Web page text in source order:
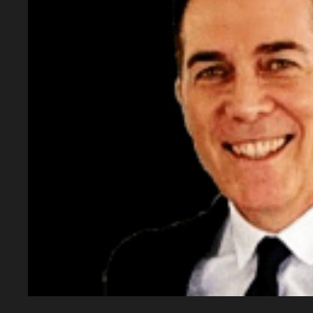
El jugador y el club han cerrado un
¿Cuánto vale Bernardo Silva?
Su valor actual es de 22 millones de
partir del 30 de junio.
¿Qué títulos ha ganado en el City?
Ha conseguido 1 Champions League, 6
¿Cuándo se concretó el acuerdo?
Las negociaciones se realizaron en menos
Fabrizio Romano.